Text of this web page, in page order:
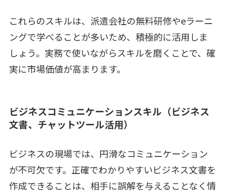
これらのスキルは、派遣会社の無料研修やeラーニ
ングで学べることが多いため、積極的に活用しま
しょう。実務で使いながらスキルを磨くことで、確
実に市場価値が高まります。
ビジネスコミュニケーションスキル（ビジネス
文書、チャットツール活用）
ビジネスの現場では、円滑なコミュニケーション
が不可欠です。正確でわかりやすいビジネス文書を
作成できることは、相手に誤解を与えることなく情